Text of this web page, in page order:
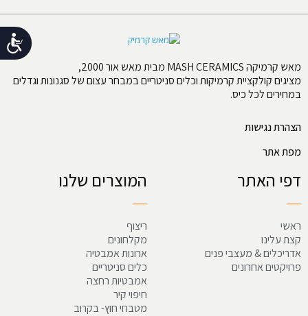
מאש קרמיקה MASH CERAMICS מבית מאש אור 2000,
מציגים קולקציית קרמיקות וכלים סניטריים במבחר עצום של סגנונות וגדלים
במחירים לכל כיס.
הצהרת נגישות
מפת אתר
דפי האתר
ראשי
קצת עלינו
אדריכלים & מעצבי פנים
פרויקטים אחרונים
המוצרים שלנו
ריצוף
מקלחונים
ארונות אמבטיה
כלים סניטריים
אמבטיות רחצה
חיפוי קיר
מטבחי חוץ- בקרוב